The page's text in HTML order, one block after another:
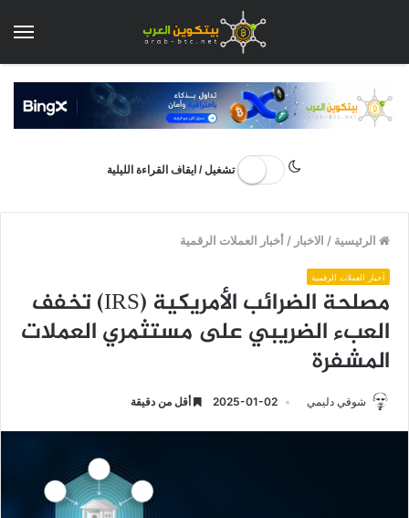
تشغيل / ايقاف القراءة الليلية
الرئيسية / الاخبار /أخبار العملات الرقمية
أخبار العملات الرقمية
مصلحة الضرائب الأمريكية (IRS) تخفف
العبء الضريبي على مستثمري العملات
المشفرة
شوقي دليمي 2025-01-02 أقل من دقيقة